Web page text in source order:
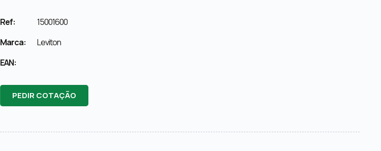
Ref:
15001600
Marca:
Leviton
EAN:
PEDIR COTAÇÃO